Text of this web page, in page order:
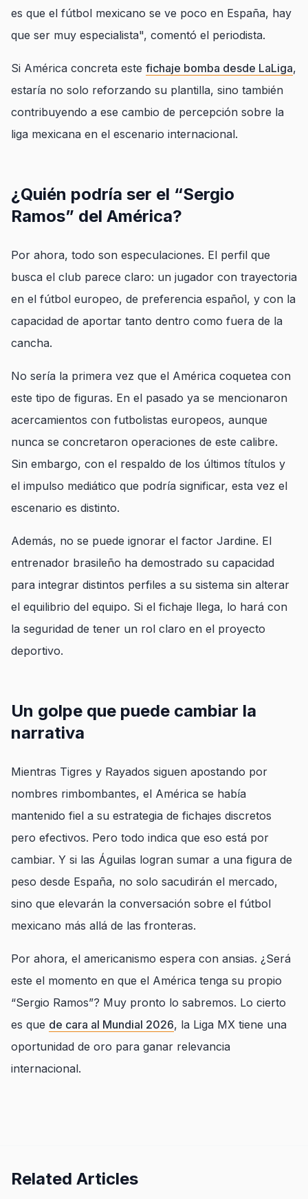
es que el fútbol mexicano se ve poco en España, hay
que ser muy especialista", comentó el periodista.
Si América concreta este fichaje bomba desde LaLiga,
estaría no solo reforzando su plantilla, sino también
contribuyendo a ese cambio de percepción sobre la
liga mexicana en el escenario internacional.
¿Quién podría ser el “Sergio
Ramos” del América?
Por ahora, todo son especulaciones. El perfil que
busca el club parece claro: un jugador con trayectoria
en el fútbol europeo, de preferencia español, y con la
capacidad de aportar tanto dentro como fuera de la
cancha.
No sería la primera vez que el América coquetea con
este tipo de figuras. En el pasado ya se mencionaron
acercamientos con futbolistas europeos, aunque
nunca se concretaron operaciones de este calibre.
Sin embargo, con el respaldo de los últimos títulos y
el impulso mediático que podría significar, esta vez el
escenario es distinto.
Además, no se puede ignorar el factor Jardine. El
entrenador brasileño ha demostrado su capacidad
para integrar distintos perfiles a su sistema sin alterar
el equilibrio del equipo. Si el fichaje llega, lo hará con
la seguridad de tener un rol claro en el proyecto
deportivo.
Un golpe que puede cambiar la
narrativa
Mientras Tigres y Rayados siguen apostando por
nombres rimbombantes, el América se había
mantenido fiel a su estrategia de fichajes discretos
pero efectivos. Pero todo indica que eso está por
cambiar. Y si las Águilas logran sumar a una figura de
peso desde España, no solo sacudirán el mercado,
sino que elevarán la conversación sobre el fútbol
mexicano más allá de las fronteras.
Por ahora, el americanismo espera con ansias. ¿Será
este el momento en que el América tenga su propio
“Sergio Ramos”? Muy pronto lo sabremos. Lo cierto
es que de cara al Mundial 2026, la Liga MX tiene una
oportunidad de oro para ganar relevancia
internacional.
Related Articles